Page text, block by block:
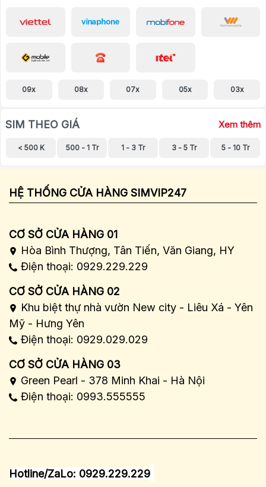
09x 08x 07x 05x 03x
SIM THEO GIÁ Xem thêm
< 500 K 500 - 1 Tr 1 - 3 Tr 3 - 5 Tr 5 - 10 Tr
HỆ THỐNG CỬA HÀNG SIMVIP247
CƠ SỞ CỬA HÀNG 01
Hòa Bình Thượng, Tân Tiến, Văn Giang, HY
Điện thoại: 0929.229.229
CƠ SỞ CỬA HÀNG 02
Khu biệt thự nhà vườn New city - Liêu Xá - Yên
Mỹ - Hưng Yên
Điện thoại: 0929.029.029
CƠ SỞ CỬA HÀNG 03
Green Pearl - 378 Minh Khai - Hà Nội
Điện thoại: 0993.555555
Hotline/ZaLo: 0929.229.229